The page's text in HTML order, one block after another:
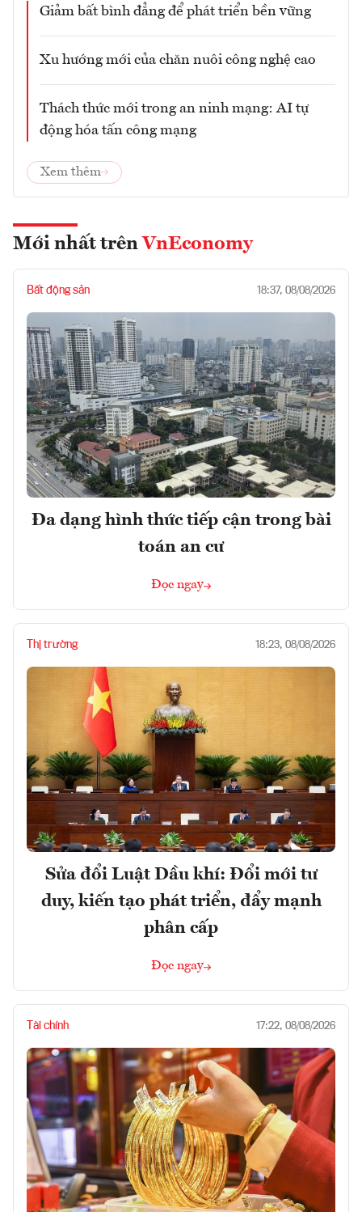
Giảm bất bình đẳng để phát triển bền vững
Xu hướng mới của chăn nuôi công nghệ cao
Thách thức mới trong an ninh mạng: AI tự
động hóa tấn công mạng
Xem thêm
Mới nhất trên VnEconomy
Bất động sản 18:37, 08/08/2026
Đa dạng hình thức tiếp cận trong bài
toán an cư
Đọc ngay
Thị trường 18:23, 08/08/2026
Sửa đổi Luật Dầu khí: Đổi mới tư
duy, kiến tạo phát triển, đẩy mạnh
phân cấp
Đọc ngay
Tài chính 17:22, 08/08/2026